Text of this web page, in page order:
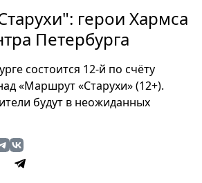
герои Хармса
Петербурга
состоится 12-й по счёту
«Маршрут «Старухи» (12+).
будут в неожиданных